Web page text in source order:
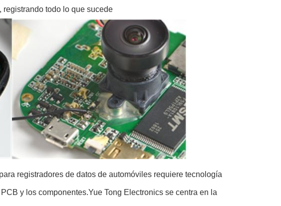
todo lo que sucede
registradores de datos de automóviles requiere tecnología
y los componentes.Yue Tong Electronics se centra en la